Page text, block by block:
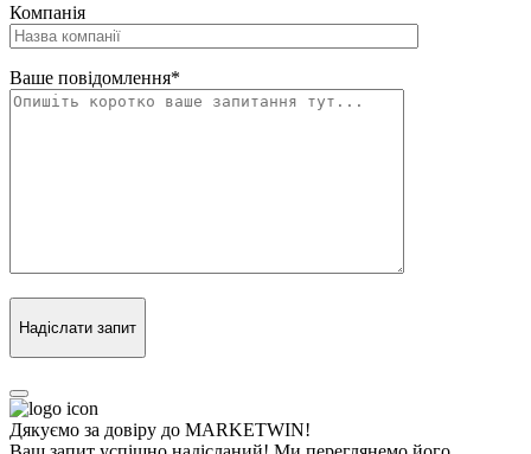
Компанія
Ваше повідомлення*
Надіслати запит
Дякуємо за довіру до MARKETWIN!